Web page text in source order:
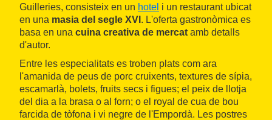
Guilleries, consisteix en un hotel i un restaurant ubicat
en una masia del segle XVI . L'oferta gastronòmica es
basa en una cuina creativa de mercat amb detalls
d'autor.
Entre les especialitats es troben plats com ara
l'amanida de peus de porc cruixents, textures de sípia,
escamarlà, bolets, fruits secs i figues; el peix de llotja
del dia a la brasa o al forn; o el royal de cua de bou
farcida de tòfona i vi negre de l'Empordà. Les postres